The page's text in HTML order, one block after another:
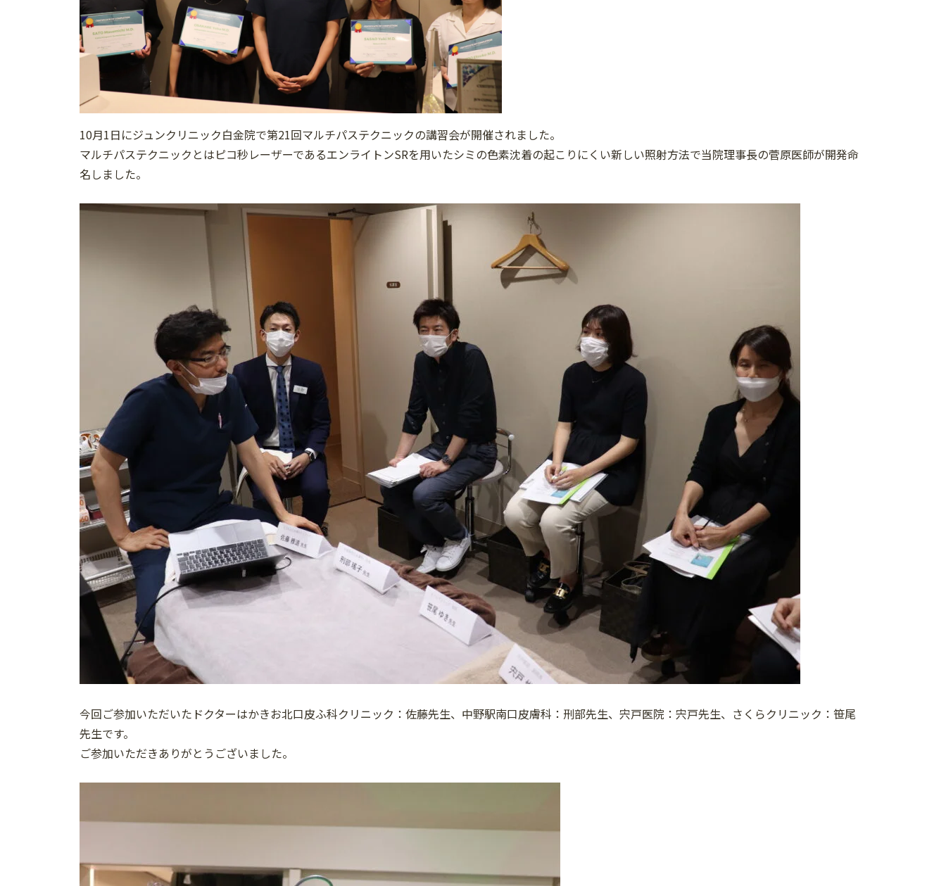
10月1日にジュンクリニック白金院で第21回マルチパステクニックの講習会が開催されました。
マルチパステクニックとはピコ秒レーザーであるエンライトンSRを用いたシミの色素沈着の起こりにくい新しい照射方法で当院理事長の菅原医師が開発命
名しました。
今回ご参加いただいたドクターはかきお北口皮ふ科クリニック：佐藤先生、中野駅南口皮膚科：刑部先生、宍戸医院：宍戸先生、さくらクリニック：笹尾
先生です。
ご参加いただきありがとうございました。